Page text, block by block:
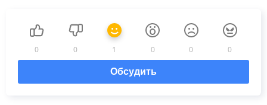
0 0 1 0 0 0
Обсудить